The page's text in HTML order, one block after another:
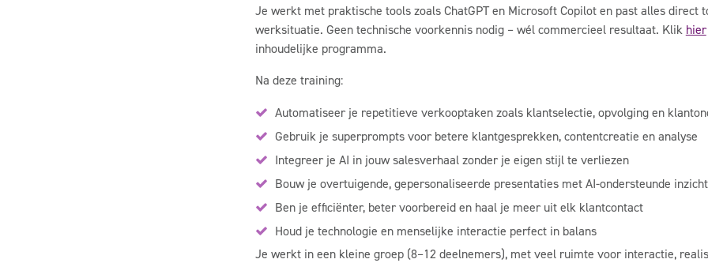
Je werkt met praktische tools zoals ChatGPT en Microsoft Copilot en past alles direct
werksituatie. Geen technische voorkennis nodig – wél commercieel resultaat. Klik hier
inhoudelijke programma.
Na deze training:
Automatiseer je repetitieve verkooptaken zoals klantselectie, opvolging en
Gebruik je superprompts voor betere klantgesprekken, contentcreatie en analyse
Integreer je AI in jouw salesverhaal zonder je eigen stijl te verliezen
Bouw je overtuigende, gepersonaliseerde presentaties met AI-ondersteunde
Ben je efficiënter, beter voorbereid en haal je meer uit elk klantcontact
Houd je technologie en menselijke interactie perfect in balans
Je werkt in een kleine groep (8–12 deelnemers), met veel ruimte voor interactie,